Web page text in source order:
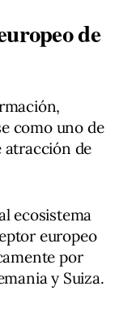
de
como uno de
atracción de
ecosistema
europeo
por
y Suiza.